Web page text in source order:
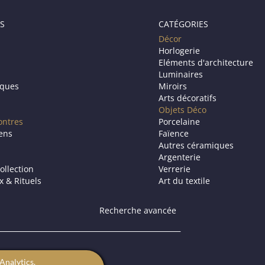
& Rituels
CATÉGORIES
Décor
Horlogerie
Eléments d'architecture
Luminaires
Miroirs
Arts décoratifs
Objets Déco
Porcelaine
Faïence
Autres céramiques
Argenterie
Verrerie
Art du textile
Recherche avancée